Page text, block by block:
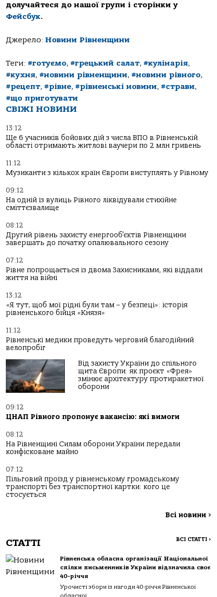
долучайтеся до нашої групи і сторінки у
Фейсбук.
Джерело: Новини Рівненщини
Теги: #готуємо, #грецький салат, #кулінарія,
#кухня, #новини рівненщини, #новини рівного,
#рецепт, #рівне, #рівненські новини, #страви,
#що приготувати
СВІЖІ НОВИНИ
13:12
Ще 6 учасників бойових дій з числа ВПО в Рівненській
області отримають житлові ваучери по 2 млн гривень
11:12
Музиканти з кількох країн Європи виступлять у Рівному
09:12
На одній із вулиць Рівного ліквідували стихійне
сміттєзвалище
08:12
Другий рівень захисту енергооб’єктів Рівненщини
завершать до початку опалювального сезону
07:12
Рівне попрощається із двома Захисниками, які віддали
життя на війні
13:12
«Я тут, щоб мої рідні були там – у безпеці»: історія
рівненського бійця «Князя»
11:12
Рівненські медики проведуть черговий благодійний
велопробіг
Від захисту України до спільного
щита Європи: як проєкт «Фрея»
змінює архітектуру протиракетної
оборони
09:12
ЦНАП Рівного пропонує вакансію: які вимоги
08:12
На Рівненщині Силам оборони України передали
конфісковане майно
07:12
Пільговий проїзд у рівненському громадському
транспорті без транспортної картки: кого це
стосується
Всі новини >
СТАТТІ ВСІ СТАТТІ >
Рівненська обласна організації Національної
спілки письменників України відзначила своє
40-річчя
Урочисті збори із нагоди 40-річчя Рівненської
обласної...